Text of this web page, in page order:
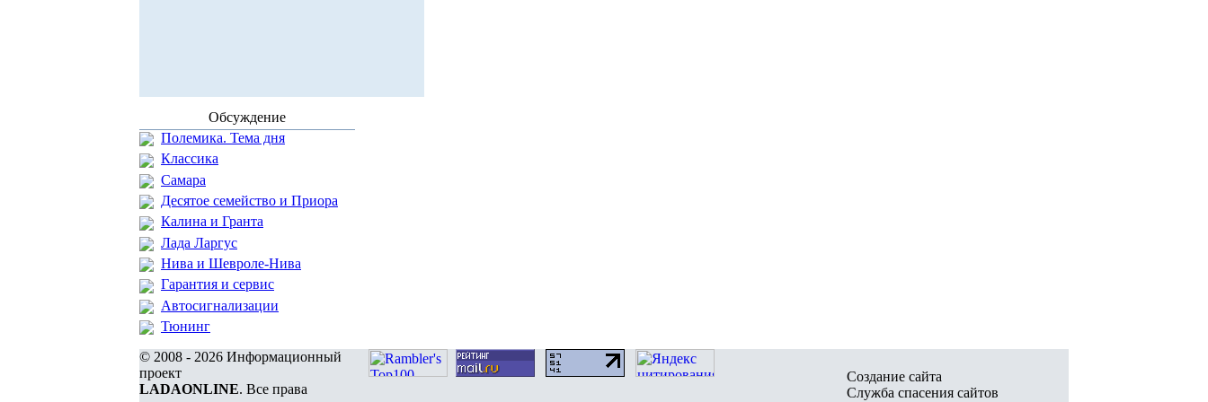
Обсуждение
Полемика. Тема дня
Классика
Самара
Десятое семейство и Приора
Калина и Гранта
Лада Ларгус
Нива и Шевроле-Нива
Гарантия и сервис
Автосигнализации
Тюнинг
© 2008 - 2026 Информационный
проект
LADAONLINE. Все права
Создание сайта
Служба спасения сайтов